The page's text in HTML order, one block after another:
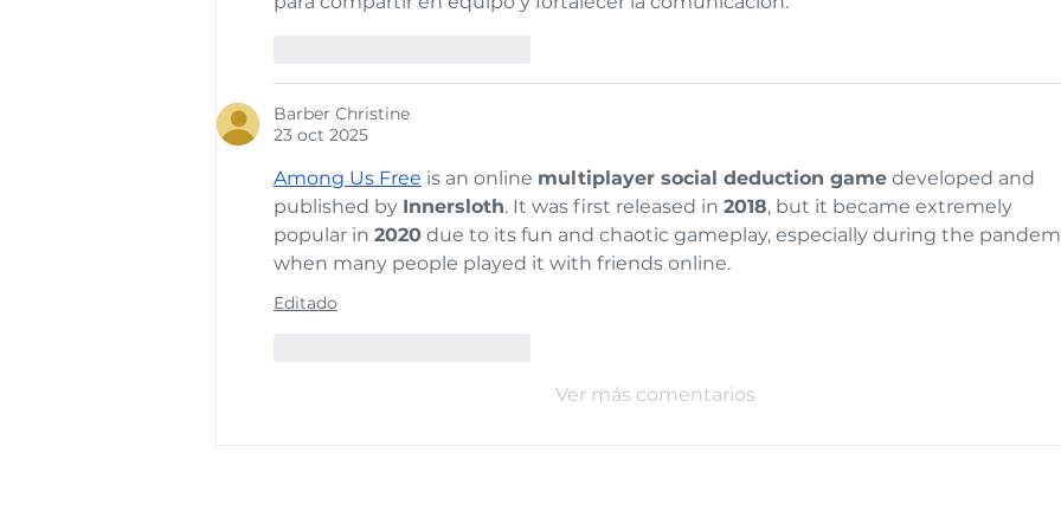
Barber Christine
23 oct 2025
Among Us Free is an online multiplayer social deduction game developed and
published by Innersloth. It was first released in 2018, but it became extremely
popular in 2020 due to its fun and chaotic gameplay, especially during the
when many people played it with friends online.
Editado
Ver más comentarios